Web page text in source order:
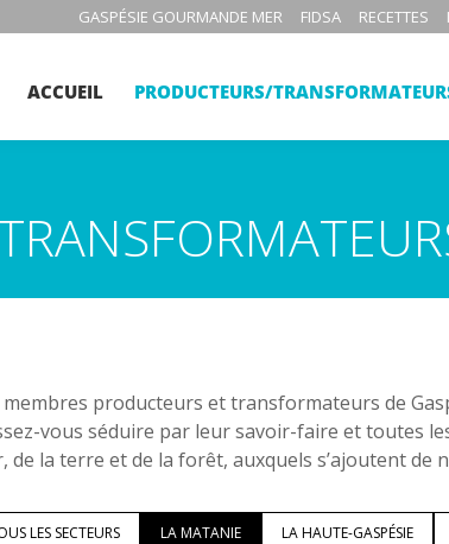
GASPÉSIE GOURMANDE MER FIDSA RECETTES
ACCUEIL PRODUCTEURS/
membres producteurs et transformateurs de
vous séduire par leur savoir-faire et toutes
de la terre et de la forêt, auxquels s’ajoutent de
LES SECTEURS LA MATANIE LA HAUTE-GASPÉSIE